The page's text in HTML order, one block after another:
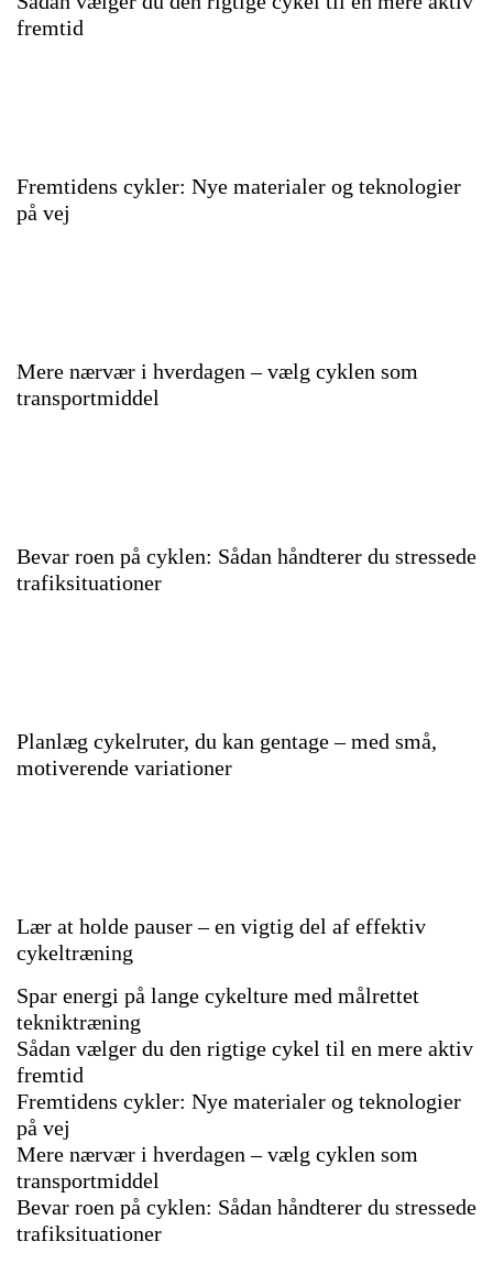
fremtid
Fremtidens cykler: Nye materialer og teknologier
på vej
Mere nærvær i hverdagen – vælg cyklen som
transportmiddel
Bevar roen på cyklen: Sådan håndterer du stressede
trafiksituationer
Planlæg cykelruter, du kan gentage – med små,
motiverende variationer
Lær at holde pauser – en vigtig del af effektiv
cykeltræning
Spar energi på lange cykelture med målrettet
tekniktræning
Sådan vælger du den rigtige cykel til en mere aktiv
fremtid
Fremtidens cykler: Nye materialer og teknologier
på vej
Mere nærvær i hverdagen – vælg cyklen som
transportmiddel
Bevar roen på cyklen: Sådan håndterer du stressede
trafiksituationer